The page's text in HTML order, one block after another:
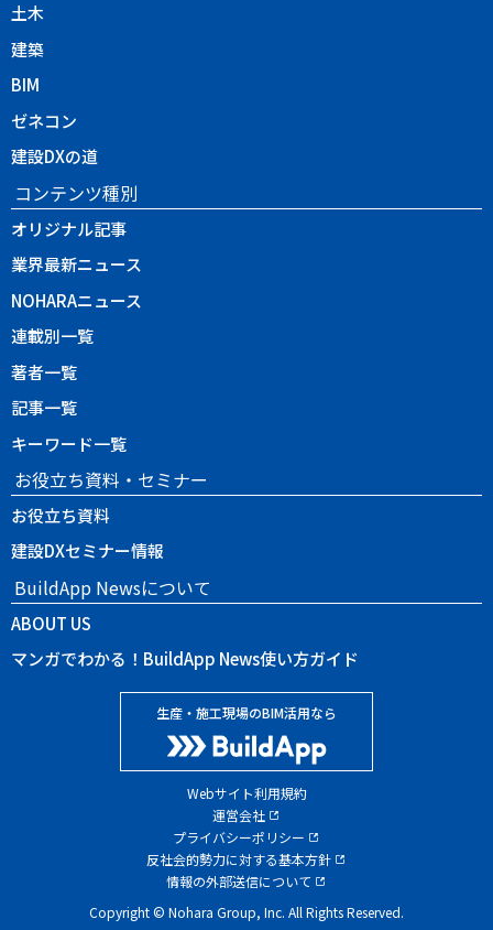
土木
建築
BIM
ゼネコン
建設DXの道
コンテンツ種別
オリジナル記事
業界最新ニュース
NOHARAニュース
連載別一覧
著者一覧
記事一覧
キーワード一覧
お役立ち資料・セミナー
お役立ち資料
建設DXセミナー情報
BuildApp Newsについて
ABOUT US
マンガでわかる！BuildApp News使い方ガイド
生産・施工現場のBIM活用なら
Webサイト利用規約
運営会社
プライバシーポリシー
反社会的勢力に対する基本方針
情報の外部送信について
Copyright © Nohara Group, Inc. All Rights Reserved.